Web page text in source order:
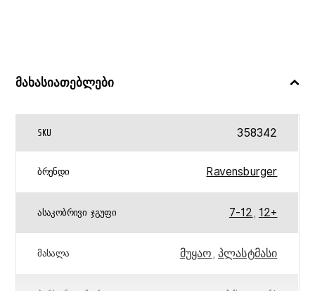
მახასიათებლები
SKU 358342
ᲑᲠᲔᲜᲓᲘ Ravensburger
ᲐᲡᲐᲙᲝᲑᲠᲘᲕᲘ ᲯᲒᲣᲤᲘ 7-12, 12+
ᲛᲐᲡᲐᲚᲐ მუყაო, პლასტმასი